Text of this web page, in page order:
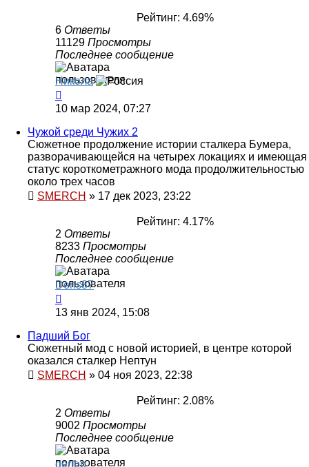
Рейтинг: 4.69%
6 Ответы
11129 Просмотры
Последнее сообщение
Никола
10 мар 2024, 07:27
Чужой среди Чужих 2
Сюжетное продолжение истории сталкера Бумера,
разворачивающейся на четырех локациях и имеющая
статус короткометражного мода продолжительностью
около трех часов
SMERCH » 17 дек 2023, 23:22
Рейтинг: 4.17%
2 Ответы
8233 Просмотры
Последнее сообщение
Dens87
13 янв 2024, 15:08
Падший Бог
Сюжетный мод с новой историей, в центре которой
оказался сталкер Нептун
SMERCH » 04 ноя 2023, 22:38
Рейтинг: 2.08%
2 Ответы
9002 Просмотры
Последнее сообщение
gertop